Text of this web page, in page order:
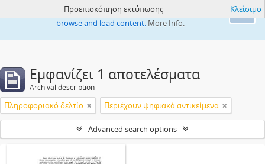
Ok
This website uses cookies to enhance your ability to
browse and load content. More Info.
Προεπισκόπηση εκτύπωσης Κλείσιμο
Εμφανίζει 1 αποτελέσματα
Archival description
Πληροφοριακό δελτίο Περιέχουν ψηφιακά αντικείμενα
Advanced search options